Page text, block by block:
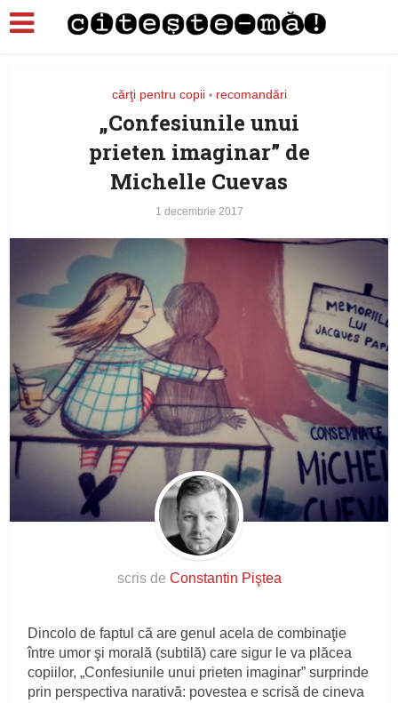
cărţi pentru copii • recomandări
„Confesiunile unui
prieten imaginar” de
Michelle Cuevas
1 decembrie 2017
scris de Constantin Piştea
Dincolo de faptul că are genul acela de combinaţie
între umor şi morală (subtilă) care sigur le va plăcea
copiilor, „Confesiunile unui prieten imaginar” surprinde
prin perspectiva narativă: povestea e scrisă de cineva